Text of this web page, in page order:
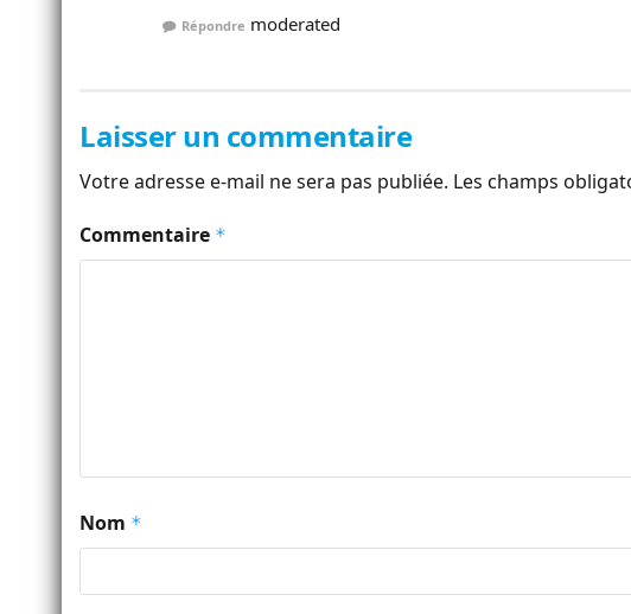
Répondre moderated
Laisser un commentaire
Votre adresse e-mail ne sera pas publiée. Les champs
Commentaire *
Nom *